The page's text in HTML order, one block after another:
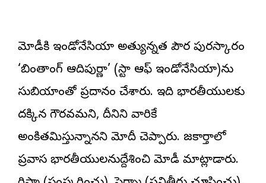
మోడీకి ఇండోనేసియా అత్యున్నత పౌర పురస్కారం
‘బింతాంగ్‌ ఆదిపుర్ణా’ (స్టార్‌ ఆఫ్‌ ఇండోనేసియా)ను
సుబియాంతో ప్రదానం చేశారు. ఇది భారతీయులకు
దక్కిన గౌరవమని, దీనిని వారికే
అంకితమిస్తున్నానని మోదీ చెప్పారు. జకార్తాలో
ప్రవాస భారతీయులనుద్దేశించి మోడీ మాట్లాడారు.